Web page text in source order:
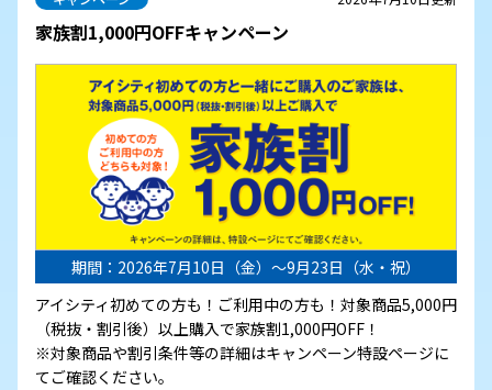
家族割1,000円OFFキャンペーン
期間：2026年7月10日（金）～9月23日（水・祝）
アイシティ初めての方も！ご利用中の方も！対象商品5,000円
（税抜・割引後）以上購入で家族割1,000円OFF！
※対象商品や割引条件等の詳細はキャンペーン特設ページに
てご確認ください。